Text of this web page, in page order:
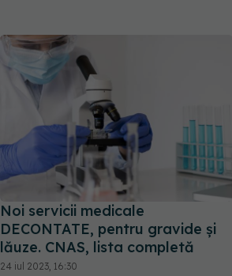
Noi servicii medicale
DECONTATE, pentru gravide și
lăuze. CNAS, lista completă
24 iul 2023, 16:30